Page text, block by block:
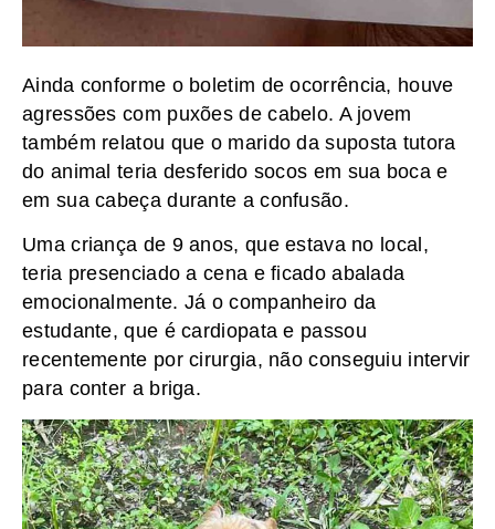
Ainda conforme o boletim de ocorrência, houve
agressões com puxões de cabelo. A jovem
também relatou que o marido da suposta tutora
do animal teria desferido socos em sua boca e
em sua cabeça durante a confusão.
Uma criança de 9 anos, que estava no local,
teria presenciado a cena e ficado abalada
emocionalmente. Já o companheiro da
estudante, que é cardiopata e passou
recentemente por cirurgia, não conseguiu intervir
para conter a briga.